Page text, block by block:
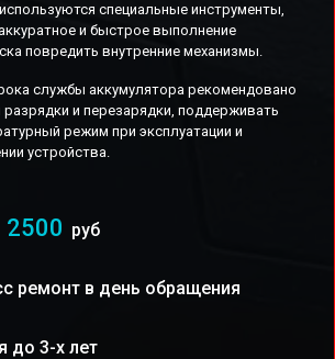
специальные инструменты,
и быстрое выполнение
повредить внутренние механизмы.
службы аккумулятора рекомендовано
разрядки и перезарядки, поддерживать
режим при эксплуатации и
устройства.
2500 руб
ремонт в день обращения
до 3-х лет